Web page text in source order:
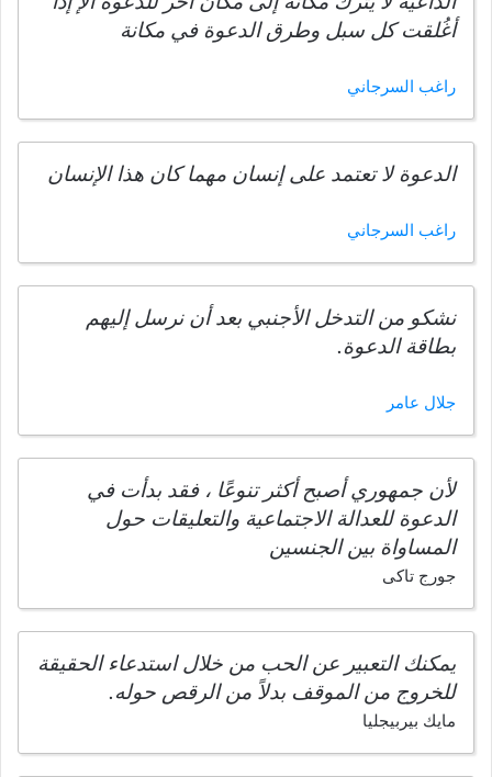
أغُلقت كل سبل وطرق الدعوة في مكانة
راغب السرجاني
الدعوة لا تعتمد على إنسان مهما كان هذا الإنسان
راغب السرجاني
نشكو من التدخل الأجنبي بعد أن نرسل إليهم
بطاقة الدعوة.
جلال عامر
لأن جمهوري أصبح أكثر تنوعًا ، فقد بدأت في
الدعوة للعدالة الاجتماعية والتعليقات حول
المساواة بين الجنسين
جورج تاكى
يمكنك التعبير عن الحب من خلال استدعاء الحقيقة
للخروج من الموقف بدلاً من الرقص حوله.
مايك بيربيجليا